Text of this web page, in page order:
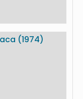
(1974)